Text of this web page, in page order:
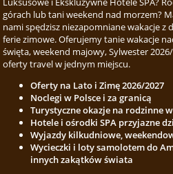
górach lub tani weekend nad morzem?
nami spędzisz niezapomniane wakacje z
ferie zimowe. Oferujemy tanie wakacje
święta, weekend majowy, Sylwester
oferty travel w jednym miejscu.
Oferty na Lato i Zimę 2026/2027
Noclegi w Polsce i za granicą
Turystyczne okazje na rodzinne
Hotele i ośrodki SPA przyjazne
Wyjazdy kilkudniowe,
Wycieczki i loty samolotem do
innych zakątków świata